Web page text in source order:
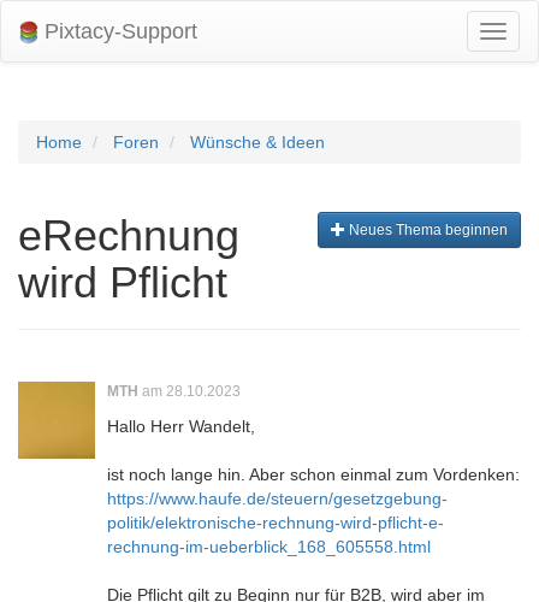
Pixtacy-Support
Home Foren Wünsche & Ideen
Neues Thema beginnen
eRechnung
wird Pflicht
MTH am 28.10.2023
Hallo Herr Wandelt,
ist noch lange hin. Aber schon einmal zum Vordenken:
https://www.haufe.de/steuern/gesetzgebung-
politik/elektronische-rechnung-wird-pflicht-e-
rechnung-im-ueberblick_168_605558.html
Die Pflicht gilt zu Beginn nur für B2B, wird aber im